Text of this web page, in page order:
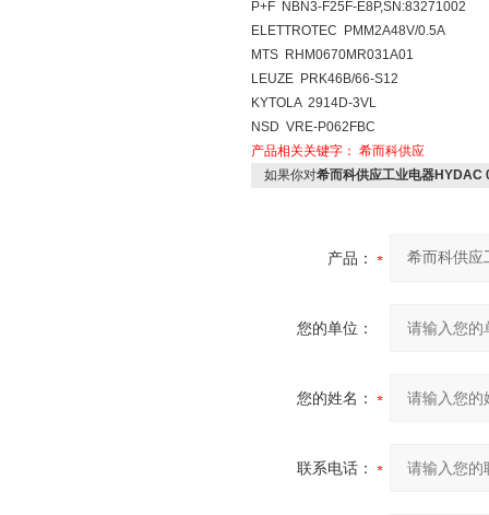
P+F NBN3-F25F-E8P,SN:83271002
ELETTROTEC PMM2A48V/0.5A
MTS RHM0670MR031A01
LEUZE PRK46B/66-S12
KYTOLA 2914D-3VL
NSD VRE-P062FBC
产品相关关键字： 希而科供应
如果你对希而科供应工业电器
产品：
您的单位：
您的姓名：
联系电话：